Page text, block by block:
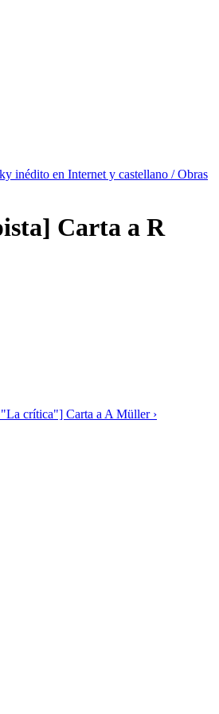
inédito en Internet y castellano / Obras
Carta a R
crítica"] Carta a A Müller ›